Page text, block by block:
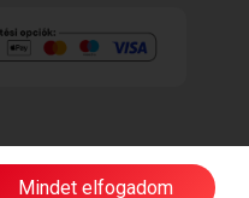
Mindet elfogadom